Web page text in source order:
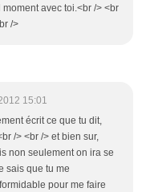
avec toi.<br /> <br
/>
15:01
écrit ce que tu dit,
/> <br /> et bien sur,
non seulement on ira se
sais que tu me
pour me faire